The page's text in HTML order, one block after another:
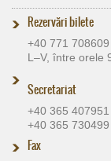
Rezervări bilete
+40 771 708609
L–V, între orele
Secretariat
+40 365 407951
+40 365 730499
Fax